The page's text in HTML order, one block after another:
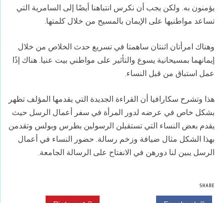
يؤمنون به. ولكن يجب أن نكرس انتباهنا أيضًا إلى السامرية التي
تساعد مواطنيها على الإيمان بالمسيح من خلال كلمتها.
وهناك امرأتان اثنتان ساهمتا في تسريع حدث الخلاص من خلال
إيمانهما بمسيحانية يسوع والتأثير على مواطني بيت عنيا. هناك إذًا
عمل استباق من قبل النساء.
هذا وتشرح سكارافيا أن القراءة الجديدة التي يقدمها المؤلف تظهر
بشكل خاص في عرضه لدور المرأة في سفر أعمال الرسل حيث
يقدم بعض النساء التي تستقبلن الرسولين بطرس وبولس وتقدمن
بهذا الشكل مثال ضيافة وزخم رسالة. حضور النساء في أعمال
الرسل يبين لنا دورهن في الانفتاح على الرسالة الجامعة.
SHARE